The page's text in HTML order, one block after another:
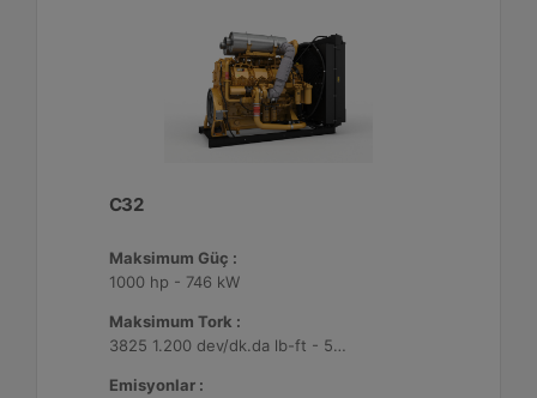
C32
Maksimum Güç :
1000 hp - 746 kW
Maksimum Tork :
3825 1.200 dev/dk.da lb-ft - 5186 1.200 dev/dk.da Nm
Emisyonlar :